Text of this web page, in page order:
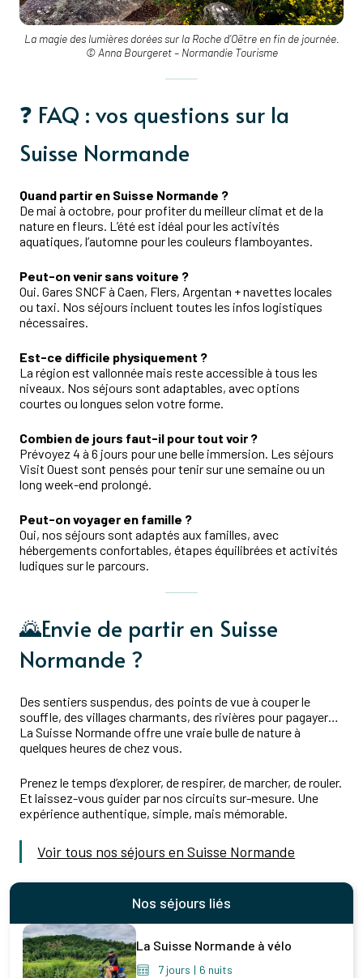
La magie des lumières dorées sur la Roche d’Oëtre en fin de journée.
© Anna Bourgeret – Normandie Tourisme
❓ FAQ : vos questions sur la
Suisse Normande
Quand partir en Suisse Normande ?
De mai à octobre, pour profiter du meilleur climat et de la
nature en fleurs. L’été est idéal pour les activités
aquatiques, l’automne pour les couleurs flamboyantes.
Peut-on venir sans voiture ?
Oui. Gares SNCF à Caen, Flers, Argentan + navettes locales
ou taxi. Nos séjours incluent toutes les infos logistiques
nécessaires.
Est-ce difficile physiquement ?
La région est vallonnée mais reste accessible à tous les
niveaux. Nos séjours sont adaptables, avec options
courtes ou longues selon votre forme.
Combien de jours faut-il pour tout voir ?
Prévoyez 4 à 6 jours pour une belle immersion. Les séjours
Visit Ouest sont pensés pour tenir sur une semaine ou un
long week-end prolongé.
Peut-on voyager en famille ?
Oui, nos séjours sont adaptés aux familles, avec
hébergements confortables, étapes équilibrées et activités
ludiques sur le parcours.
🌄Envie de partir en Suisse
Normande ?
Des sentiers suspendus, des points de vue à couper le
souffle, des villages charmants, des rivières pour pagayer…
La Suisse Normande offre une vraie bulle de nature à
quelques heures de chez vous.
Prenez le temps d’explorer, de respirer, de marcher, de rouler.
Et laissez-vous guider par nos circuits sur-mesure. Une
expérience authentique, simple, mais mémorable.
Voir tous nos séjours en Suisse Normande
Nos séjours liés
La Suisse Normande à vélo
7 jours | 6 nuits